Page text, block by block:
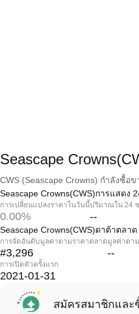
Seascape
CWS (Seascape Crowns) กำลังซื้อ
Seascape Crowns(CWS)การแสดง
การเปลี่ยนแปลงราคาในวันนี้
0.00%
ปริมาณใน 24
--
Seascape Crowns(CWS)ดาต้าตลาด
การจัดอันดับมูลค่าตามราคาตลาด
#3,296
มูลค่าตา
--
การเปิดตัวครั้งแรก
2021-01-31
สมัครสมาชิกและ